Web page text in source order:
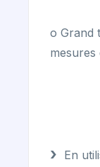
o Grand
En